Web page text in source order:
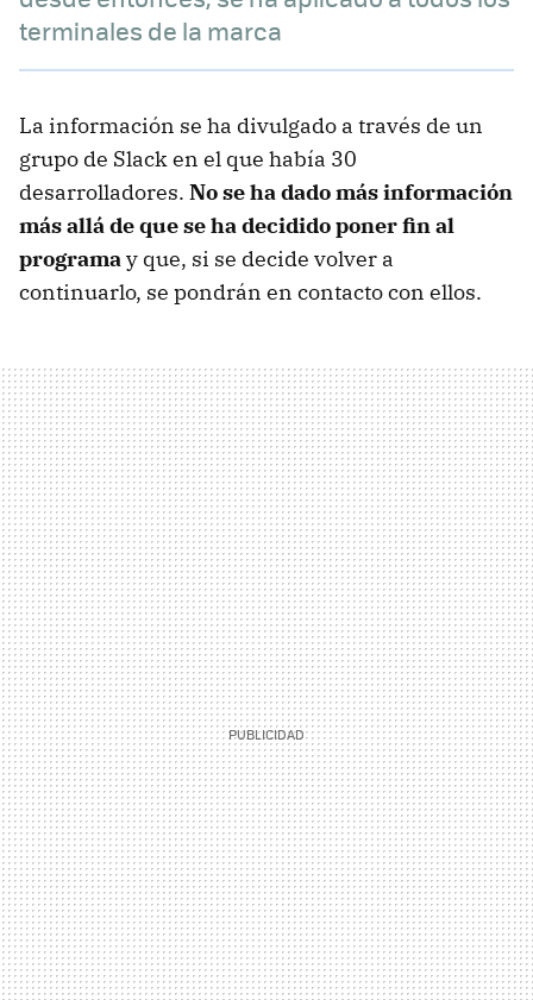
terminales de la marca
La información se ha divulgado a través de un
grupo de Slack en el que había 30
desarrolladores. No se ha dado más información
más allá de que se ha decidido poner fin al
programay que, si se decide volver a
continuarlo, se pondrán en contacto con ellos.